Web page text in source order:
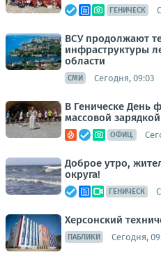
ГЕНИЧЕСК
ВСУ продолжают
инфраструктуры
области
СМИ Сегодня, 09:03
В Геническе День
массовой
ОФИЦ.
Доброе утро,
округа!
ГЕНИЧЕСК
Херсонский
ПАБЛИКИ Сегодня,